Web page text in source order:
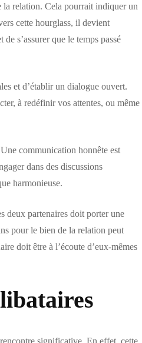
la relation. Cela pourrait indiquer un
cette hourglass, il devient
s’assurer que le temps passé
et d’établir un dialogue ouvert.
à redéfinir vos attentes, ou même
communication honnête est
dans des discussions
harmonieuse.
deux partenaires doit porter une
pour le bien de la relation peut
doit être à l’écoute d’eux-mêmes
significative. En effet, cette